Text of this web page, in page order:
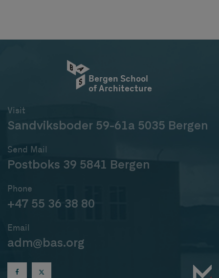
Bergen School
of Architecture
Visit
Sandviksboder 59-61a 5035 Bergen
Send Mail
Postboks 39 5841 Bergen
Phone
+47 55 36 38 80
Email
adm@bas.org